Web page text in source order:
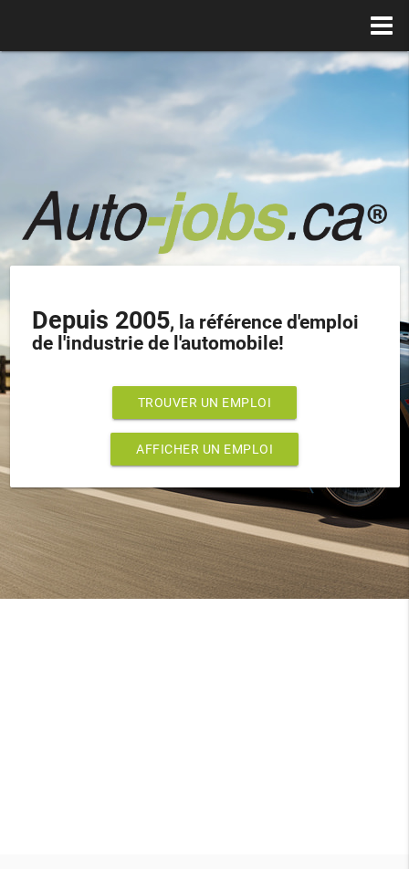
Depuis 2005, la référence d'emploi
de l'industrie de l'automobile!
TROUVER UN EMPLOI
AFFICHER UN EMPLOI